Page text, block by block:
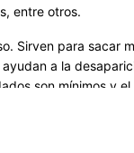
entre otros.
Sirven para sacar
a la
son mínimos y el
de la cirugía.
como para mujeres